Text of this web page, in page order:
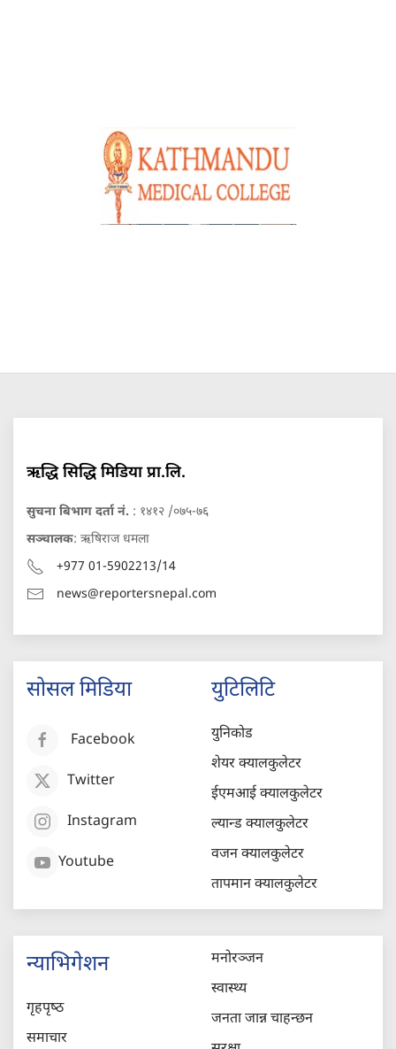
ऋद्धि सिद्धि मिडिया प्रा.लि.
सुचना बिभाग दर्ता नं. : १४१२ /०७५-७६
सञ्चालक: ऋषिराज धमला
+977 01-5902213/14
news@reportersnepal.com
सोसल मिडिया
Facebook
Twitter
Instagram
Youtube
युटिलिटि
युनिकोड
शेयर क्यालकुलेटर
ईएमआई क्यालकुलेटर
ल्यान्ड क्यालकुलेटर
वजन क्यालकुलेटर
तापमान क्यालकुलेटर
न्याभिगेशन
गृहपृष्‍ठ
समाचार
मनोरञ्जन
स्वास्थ्य
जनता जान्न चाहन्छन